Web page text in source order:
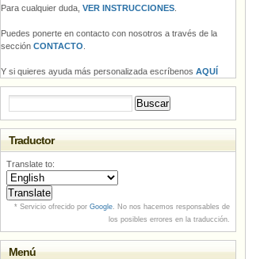
Para cualquier duda, VER INSTRUCCIONES
Puedes ponerte en contacto con nosotros a través de la
sección CONTACTO
Y si quieres ayuda más personalizada escríbenos AQUÍ
Traductor
Translate to:
* Servicio ofrecido por Google. No nos hacemos responsables de
los posibles errores en la traducción.
Menú